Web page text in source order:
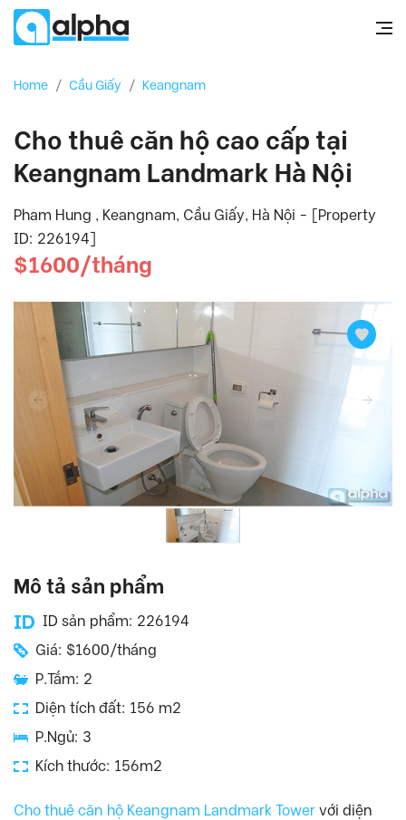
Home / Cầu Giấy / Keangnam
Cho thuê căn hộ cao cấp tại
Keangnam Landmark Hà Nội
Pham Hung , Keangnam, Cầu Giấy, Hà Nội - [Property
ID: 226194]
$1600/tháng
Mô tả sản phẩm
ID sản phẩm: 226194
Giá: $1600/tháng
P.Tắm: 2
Diện tích đất: 156 m2
P.Ngủ: 3
Kích thước: 156m2
Cho thuê căn hộ Keangnam Landmark Tower với diện